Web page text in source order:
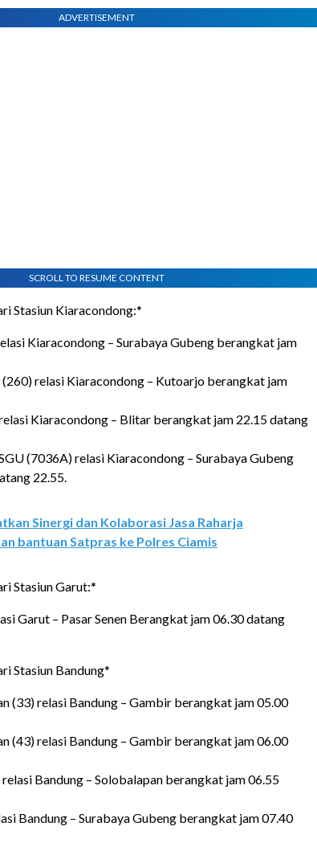
ADVERTISEMENT
SCROLL TO RESUME CONTENT
Stasiun Kiaracondong:*
Kiaracondong – Surabaya Gubeng berangkat jam
(260) relasi Kiaracondong – Kutoarjo berangkat jam
Kiaracondong – Blitar berangkat jam 22.15 datang
(7036A) relasi Kiaracondong – Surabaya Gubeng
22.55.
Sinergi dan Kolaborasi Jasa Raharja
bantuan Satpras ke Polres Ciamis
Stasiun Garut:*
Garut – Pasar Senen Berangkat jam 06.30 datang
Stasiun Bandung*
(33) relasi Bandung – Gambir berangkat jam 05.00
(43) relasi Bandung – Gambir berangkat jam 06.00
Bandung – Solobalapan berangkat jam 06.55
Bandung – Surabaya Gubeng berangkat jam 07.40